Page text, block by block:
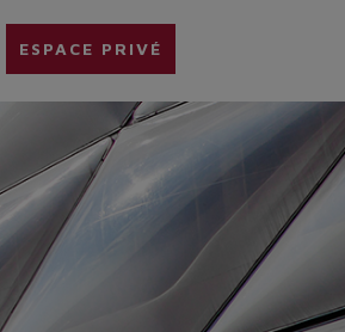
ESPACE PRIVÉ